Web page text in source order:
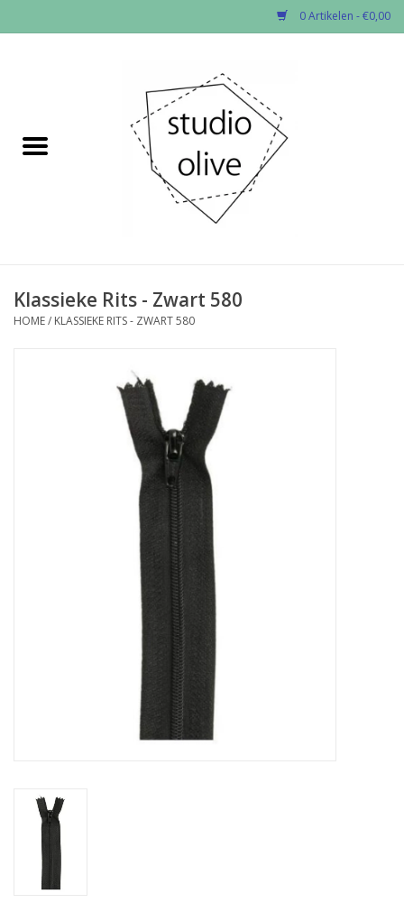
0 Artikelen - €0,00
✂︎Nieuw
Fournituren
Studio Olive inspireert....
Klassieke Rits - Zwart 580
HOME/ KLASSIEKE RITS - ZWART 580